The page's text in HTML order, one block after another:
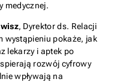
medycznej.
, Dyrektor ds. Relacji
wystąpieniu pokaże, jak
lekarzy i aptek po
rozwój cyfrowy
wpływają na